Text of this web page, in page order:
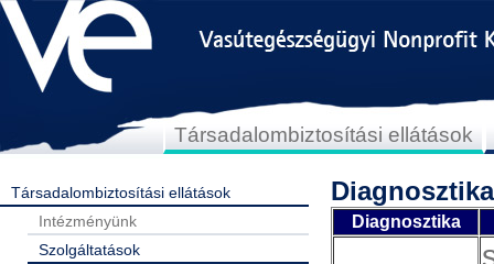
Társadalombiztosítási ellátások
Társadalombiztosítási ellátások
Intézményünk
Szolgáltatások
Diagnosztika
Diagnosztika